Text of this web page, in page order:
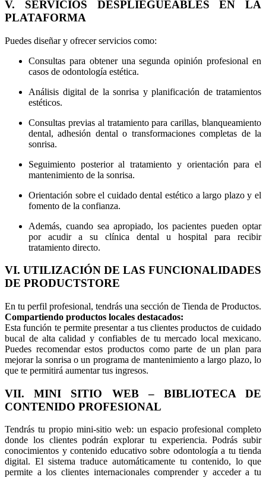
V. SERVICIOS DESPLIEGUEABLES EN LA
PLATAFORMA
Puedes diseñar y ofrecer servicios como:
Consultas para obtener una segunda opinión profesional en
casos de odontología estética.
Análisis digital de la sonrisa y planificación de tratamientos
estéticos.
Consultas previas al tratamiento para carillas, blanqueamiento
dental, adhesión dental o transformaciones completas de la
sonrisa.
Seguimiento posterior al tratamiento y orientación para el
mantenimiento de la sonrisa.
Orientación sobre el cuidado dental estético a largo plazo y el
fomento de la confianza.
Además, cuando sea apropiado, los pacientes pueden optar
por acudir a su clínica dental u hospital para recibir
tratamiento directo.
VI. UTILIZACIÓN DE LAS FUNCIONALIDADES
DE PRODUCTSTORE
En tu perfil profesional, tendrás una sección de Tienda de Productos.
Compartiendo productos locales destacados:
Esta función te permite presentar a tus clientes productos de cuidado
bucal de alta calidad y confiables de tu mercado local mexicano.
Puedes recomendar estos productos como parte de un plan para
mejorar la sonrisa o un programa de mantenimiento a largo plazo, lo
que te permitirá aumentar tus ingresos.
VII. MINI SITIO WEB – BIBLIOTECA DE
CONTENIDO PROFESIONAL
Tendrás tu propio mini-sitio web: un espacio profesional completo
donde los clientes podrán explorar tu experiencia. Podrás subir
conocimientos y contenido educativo sobre odontología a tu tienda
digital. El sistema traduce automáticamente tu contenido, lo que
permite a los clientes internacionales comprender y acceder a tu